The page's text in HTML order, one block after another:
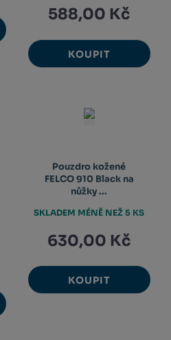
588,00 Kč
KOUPIT
Pouzdro kožené
FELCO 910 Black na
nůžky ...
630,00 Kč
KOUPIT
SKLADEM MÉNĚ NEŽ 5 KS